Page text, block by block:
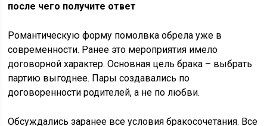
после чего получите ответ
Романтическую форму помолвка обрела уже в
современности. Ранее это мероприятия имело
договорной характер. Основная цель брака – выбрать
партию выгоднее. Пары создавались по
договоренности родителей, а не по любви.
Обсуждались заранее все условия бракосочетания. Все